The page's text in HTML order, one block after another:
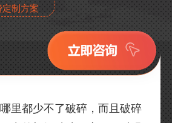
定制方案
里都少不了破碎，而且破碎